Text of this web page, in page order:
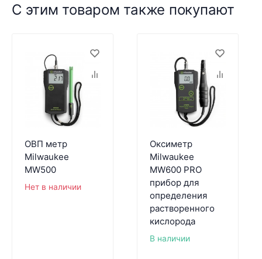
С этим товаром также покупают
ОВП метр
Milwaukee
MW500
Нет в наличии
Оксиметр
Milwaukee
MW600 PRO
прибор для
определения
растворенного
кислорода
В наличии